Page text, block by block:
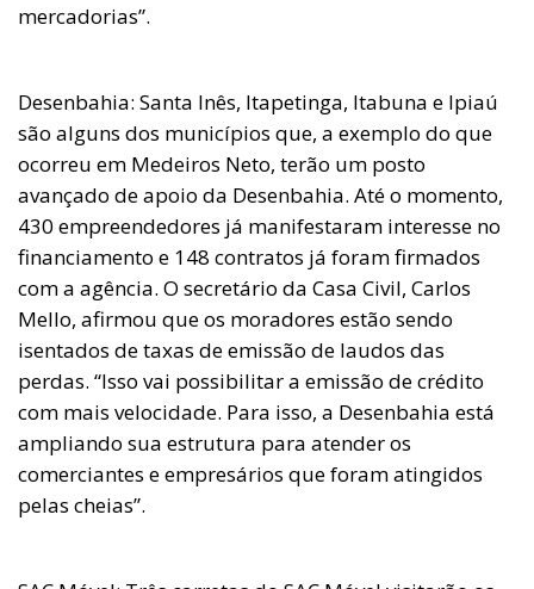
mercadorias”.
Desenbahia: Santa Inês, Itapetinga, Itabuna e Ipiaú
são alguns dos municípios que, a exemplo do que
ocorreu em Medeiros Neto, terão um posto
avançado de apoio da Desenbahia. Até o momento,
430 empreendedores já manifestaram interesse no
financiamento e 148 contratos já foram firmados
com a agência. O secretário da Casa Civil, Carlos
Mello, afirmou que os moradores estão sendo
isentados de taxas de emissão de laudos das
perdas. “Isso vai possibilitar a emissão de crédito
com mais velocidade. Para isso, a Desenbahia está
ampliando sua estrutura para atender os
comerciantes e empresários que foram atingidos
pelas cheias”.